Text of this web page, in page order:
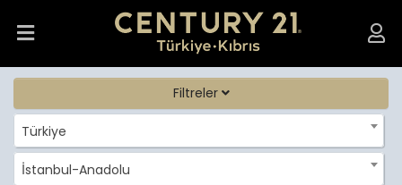
Filtreler
Türkiye
İstanbul-Anadolu